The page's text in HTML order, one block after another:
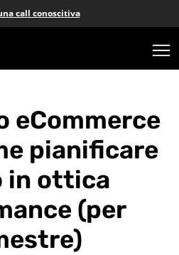
call conoscitiva
eCommerce
pianificare
in ottica
(per